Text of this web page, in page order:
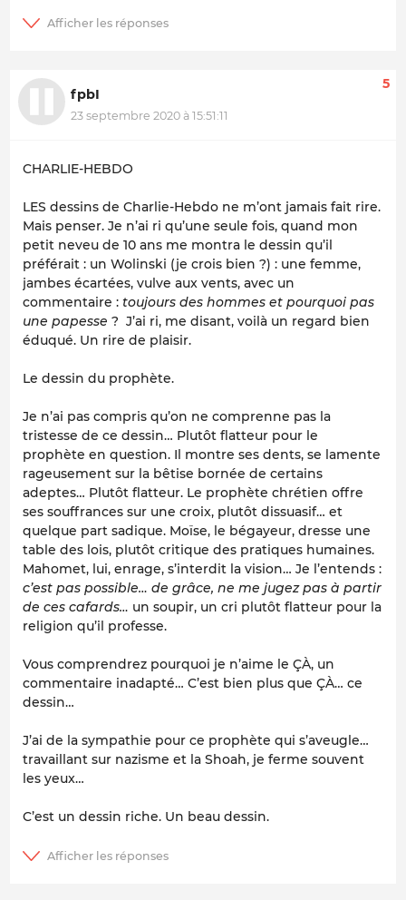
fpbI
23 septembre 2020 à 15:51:11
5
CHARLIE-HEBDO
LES dessins de Charlie-Hebdo ne m’ont jamais fait rire.
Mais penser. Je n’ai ri qu’une seule fois, quand mon
petit neveu de 10 ans me montra le dessin qu’il
préférait : un Wolinski (je crois bien ?) : une femme,
jambes écartées, vulve aux vents, avec un
commentaire : toujours des hommes et pourquoi pas
une papesse ? J’ai ri, me disant, voilà un regard bien
éduqué. Un rire de plaisir.
Le dessin du prophète.
Je n’ai pas compris qu’on ne comprenne pas la
tristesse de ce dessin… Plutôt flatteur pour le
prophète en question. Il montre ses dents, se lamente
rageusement sur la bêtise bornée de certains
adeptes… Plutôt flatteur. Le prophète chrétien offre
ses souffrances sur une croix, plutôt dissuasif… et
quelque part sadique. Moïse, le bégayeur, dresse une
table des lois, plutôt critique des pratiques humaines.
Mahomet, lui, enrage, s’interdit la vision… Je l’entends :
c’est pas possible… de grâce, ne me jugez pas à partir
de ces cafards… un soupir, un cri plutôt flatteur pour la
religion qu’il professe.
Vous comprendrez pourquoi je n’aime le ÇÀ, un
commentaire inadapté… C’est bien plus que ÇÀ… ce
dessin…
J’ai de la sympathie pour ce prophète qui s’aveugle…
travaillant sur nazisme et la Shoah, je ferme souvent
les yeux…
C’est un dessin riche. Un beau dessin.